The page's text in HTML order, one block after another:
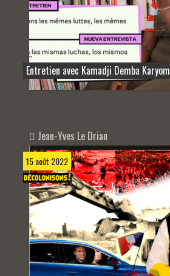
Entretien avec Kamadji Demba Karyom
Jean-Yves Le Drian
15 août 2022